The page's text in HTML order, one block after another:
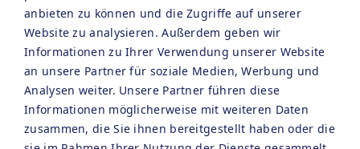
und Salzsee für die
Franken-Therme
Bad Windsheim pro
Person
anbieten zu können und die Zugriffe auf unserer
Website zu analysieren. Außerdem geben wir
Informationen zu Ihrer Verwendung unserer Website
an unsere Partner für soziale Medien, Werbung und
Analysen weiter. Unsere Partner führen diese
Informationen möglicherweise mit weiteren Daten
zusammen, die Sie ihnen bereitgestellt haben oder die